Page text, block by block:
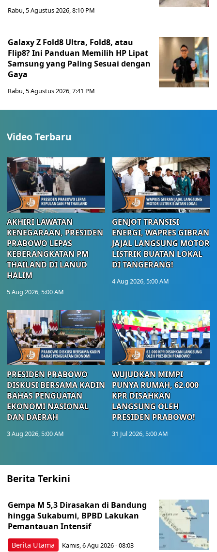
Rabu, 5 Agustus 2026, 8:10 PM
Galaxy Z Fold8 Ultra, Fold8, atau
Flip8? Ini Panduan Memilih HP Lipat
Samsung yang Paling Sesuai dengan
Gaya
Rabu, 5 Agustus 2026, 7:41 PM
Video Terbaru
AKHIRI LAWATAN
KENEGARAAN, PRESIDEN
PRABOWO LEPAS
KEBERANGKATAN PM
THAILAND DI LANUD
HALIM
5 Aug 2026, 5:00 AM
GENJOT TRANSISI
ENERGI, WAPRES GIBRAN
JAJAL LANGSUNG MOTOR
LISTRIK BUATAN LOKAL
DI TANGERANG!
4 Aug 2026, 5:00 AM
PRESIDEN PRABOWO
DISKUSI BERSAMA KADIN
BAHAS PENGUATAN
EKONOMI NASIONAL
DAN DAERAH
3 Aug 2026, 5:00 AM
WUJUDKAN MIMPI
PUNYA RUMAH, 62.000
KPR DISAHKAN
LANGSUNG OLEH
PRESIDEN PRABOWO!
31 Jul 2026, 5:00 AM
Berita Terkini
Berita Utama
Gempa M 5,3 Dirasakan di Bandung
hingga Sukabumi, BPBD Lakukan
Pemantauan Intensif
Kamis, 6 Agu 2026 - 08:03